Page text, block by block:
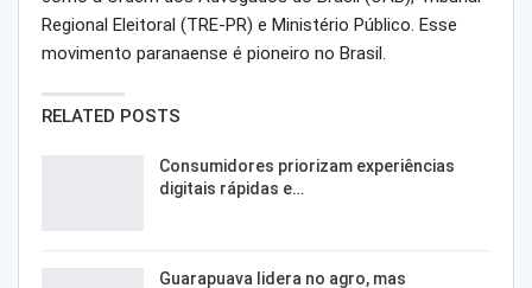
Regional Eleitoral (TRE-PR) e Ministério Público. Esse
movimento paranaense é pioneiro no Brasil.
RELATED POSTS
Consumidores priorizam experiências
digitais rápidas e…
Guarapuava lidera no agro, mas